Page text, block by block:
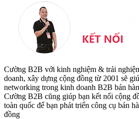
Cường B2B với kinh nghiệm & trải
doanh, xây dựng cộng đồng từ 2001 sẽ
networking trong kinh doanh B2B bán
Cường B2B cũng giúp bạn kết nối cộng
toàn quốc để bạn phát triển công cụ bán
đồng